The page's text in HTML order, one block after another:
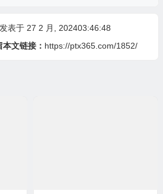
发表于 27 2 月, 202403:46:48
文链接： https://ptx365.com/1852/